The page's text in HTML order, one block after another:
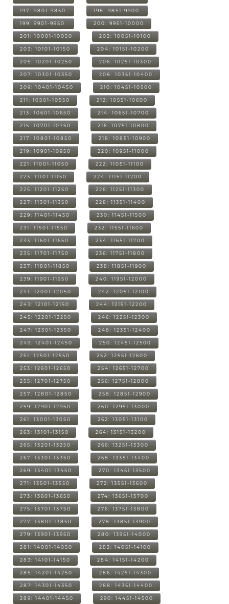
197: 9801-9850 198: 9851-9900
199: 9901-9950 200: 9951-10000
201: 10001-10050 202: 10051-10100
203: 10101-10150 204: 10151-10200
205: 10201-10250 206: 10251-10300
207: 10301-10350 208: 10351-10400
209: 10401-10450 210: 10451-10500
211: 10501-10550 212: 10551-10600
213: 10601-10650 214: 10651-10700
215: 10701-10750 216: 10751-10800
217: 10801-10850 218: 10851-10900
219: 10901-10950 220: 10951-11000
221: 11001-11050 222: 11051-11100
223: 11101-11150 224: 11151-11200
225: 11201-11250 226: 11251-11300
227: 11301-11350 228: 11351-11400
229: 11401-11450 230: 11451-11500
231: 11501-11550 232: 11551-11600
233: 11601-11650 234: 11651-11700
235: 11701-11750 236: 11751-11800
237: 11801-11850 238: 11851-11900
239: 11901-11950 240: 11951-12000
241: 12001-12050 242: 12051-12100
243: 12101-12150 244: 12151-12200
245: 12201-12250 246: 12251-12300
247: 12301-12350 248: 12351-12400
249: 12401-12450 250: 12451-12500
251: 12501-12550 252: 12551-12600
253: 12601-12650 254: 12651-12700
255: 12701-12750 256: 12751-12800
257: 12801-12850 258: 12851-12900
259: 12901-12950 260: 12951-13000
261: 13001-13050 262: 13051-13100
263: 13101-13150 264: 13151-13200
265: 13201-13250 266: 13251-13300
267: 13301-13350 268: 13351-13400
269: 13401-13450 270: 13451-13500
271: 13501-13550 272: 13551-13600
273: 13601-13650 274: 13651-13700
275: 13701-13750 276: 13751-13800
277: 13801-13850 278: 13851-13900
279: 13901-13950 280: 13951-14000
281: 14001-14050 282: 14051-14100
283: 14101-14150 284: 14151-14200
285: 14201-14250 286: 14251-14300
287: 14301-14350 288: 14351-14400
289: 14401-14450 290: 14451-14500